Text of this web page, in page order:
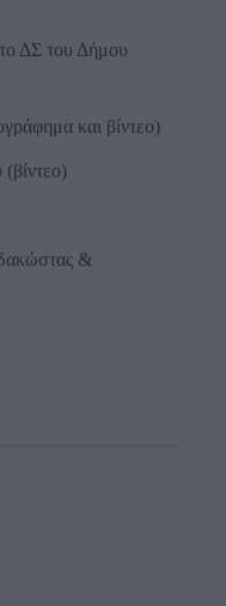
ΔΣ του Δήμου
και βίντεο)
&